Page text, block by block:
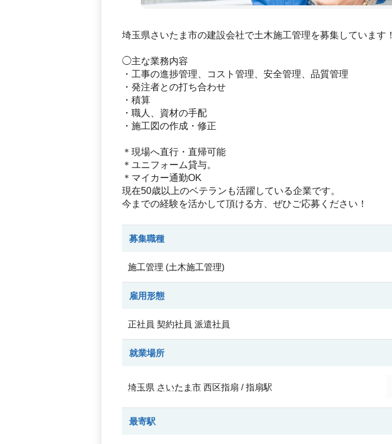
埼玉県さいたま市の建設会社で土木施工管理を募集しています！
◯主な業務内容
・工事の進捗管理、コスト管理、安全管理、品質管理
・発注者との打ち合わせ
・積算
・職人、資材の手配
・施工図の作成・修正
＊現場へ直行・直帰可能
＊ユニフォーム貸与。
＊マイカー通勤OK
現在50歳以上のベテランも活躍している企業です。
今までの経験を活かして頂ける方、ぜひご応募ください！
募集職種
施工管理 (土木施工管理)
雇用形態
正社員 契約社員 派遣社員
就業場所
埼玉県 さいたま市 西区指扇 / 指扇駅
最寄駅